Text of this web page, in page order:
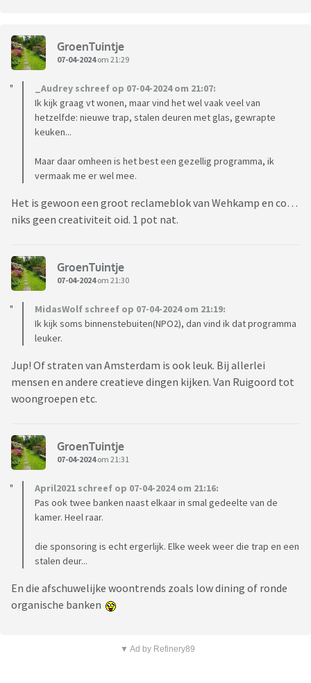
GroenTuintje
07-04-2024om 21:29
_Audrey schreef op 07-04-2024 om 21:07:
Ik kijk graag vt wonen, maar vind het wel vaak veel van
hetzelfde: nieuwe trap, stalen deuren met glas, gewrapte
keuken...
Maar daar omheen is het best een gezellig programma, ik
vermaak me er wel mee.
Het is gewoon een groot reclameblok van Wehkamp en co…
niks geen creativiteit oid. 1 pot nat.
GroenTuintje
07-04-2024om 21:30
MidasWolf schreef op 07-04-2024 om 21:19:
Ik kijk soms binnenstebuiten(NPO2), dan vind ik dat programma
leuker.
Jup! Of straten van Amsterdam is ook leuk. Bij allerlei
mensen en andere creatieve dingen kijken. Van Ruigoord tot
woongroepen etc.
GroenTuintje
07-04-2024om 21:31
April2021 schreef op 07-04-2024 om 21:16:
Pas ook twee banken naast elkaar in smal gedeelte van de
kamer. Heel raar.
die sponsoring is echt ergerlijk. Elke week weer die trap en een
stalen deur...
En die afschuwelijke woontrends zoals low dining of ronde
organische banken
▼ Ad by Refinery89